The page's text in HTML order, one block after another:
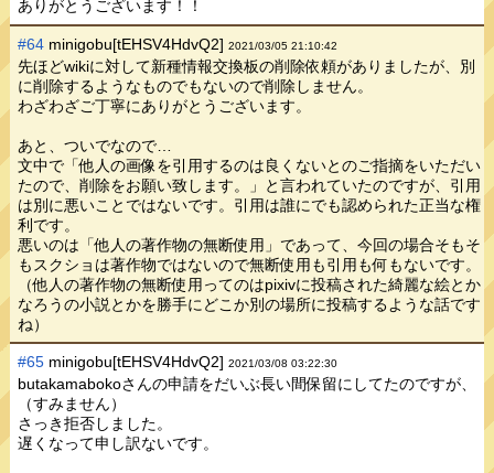
ありがとうございます！！
#64 minigobu[tEHSV4HdvQ2]2021/03/05 21:10:42
先ほどwikiに対して新種情報交換板の削除依頼がありましたが、別
に削除するようなものでもないので削除しません。
わざわざご丁寧にありがとうございます。
あと、ついでなので…
文中で「他人の画像を引用するのは良くないとのご指摘をいただい
たので、削除をお願い致します。」と言われていたのですが、引用
は別に悪いことではないです。引用は誰にでも認められた正当な権
利です。
悪いのは「他人の著作物の無断使用」であって、今回の場合そもそ
もスクショは著作物ではないので無断使用も引用も何もないです。
（他人の著作物の無断使用ってのはpixivに投稿された綺麗な絵とか
なろうの小説とかを勝手にどこか別の場所に投稿するような話です
ね）
#65 minigobu[tEHSV4HdvQ2]2021/03/08 03:22:30
butakamabokoさんの申請をだいぶ長い間保留にしてたのですが、
（すみません）
さっき拒否しました。
遅くなって申し訳ないです。